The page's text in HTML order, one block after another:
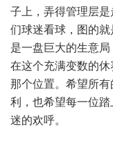
子上，弄得管理层
们球迷看球，图的
是一盘巨大的生意
在这个充满变数的
那个位置。希望所
利，也希望每一位
迷的欢呼。